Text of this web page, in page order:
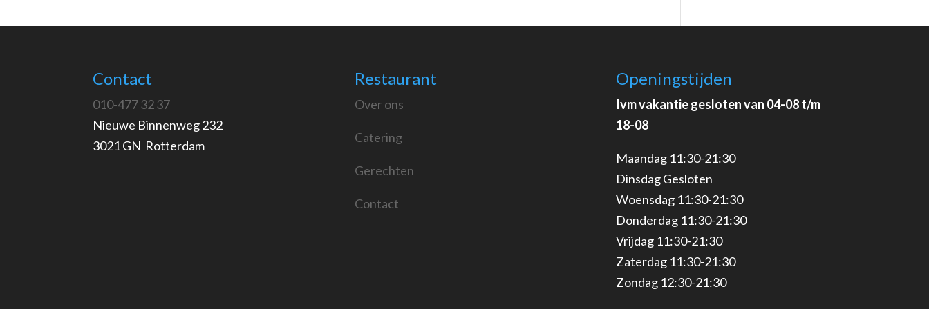
Contact
010-477 32 37
Nieuwe Binnenweg 232
3021 GN Rotterdam
Restaurant
Over ons
Catering
Gerechten
Contact
Openingstijden
Ivm vakantie gesloten van 04-08 t/m
18-08
Maandag 11:30-21:30
Dinsdag Gesloten
Woensdag 11:30-21:30
Donderdag 11:30-21:30
Vrijdag 11:30-21:30
Zaterdag 11:30-21:30
Zondag 12:30-21:30